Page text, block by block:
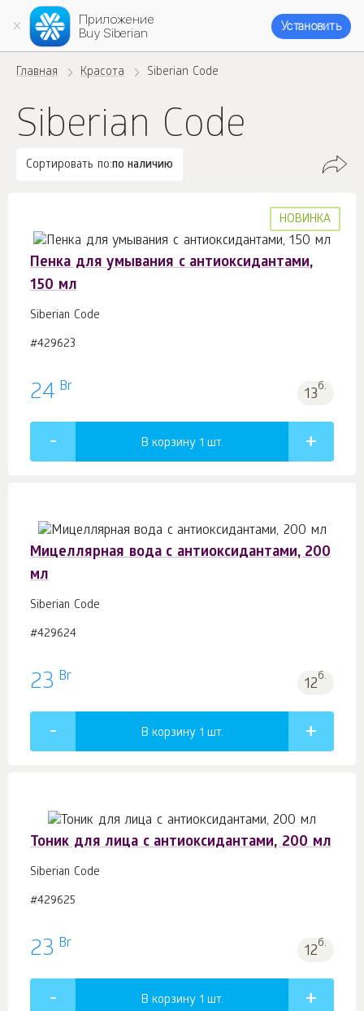
Приложение
Buy Siberian
Установить
Главная Красота Siberian Code
Siberian Code
Сортировать по:по наличию
НОВИНКА
Пенка для умывания c антиоксидантами,
150 мл
Siberian Code
#429623
24 Br 13б.
В корзину 1 шт.
Мицеллярная вода с антиоксидантами, 200
мл
Siberian Code
#429624
23 Br 12б.
В корзину 1 шт.
Тоник для лица с антиоксидантами, 200 мл
Siberian Code
#429625
23 Br 12б.
В корзину 1 шт.